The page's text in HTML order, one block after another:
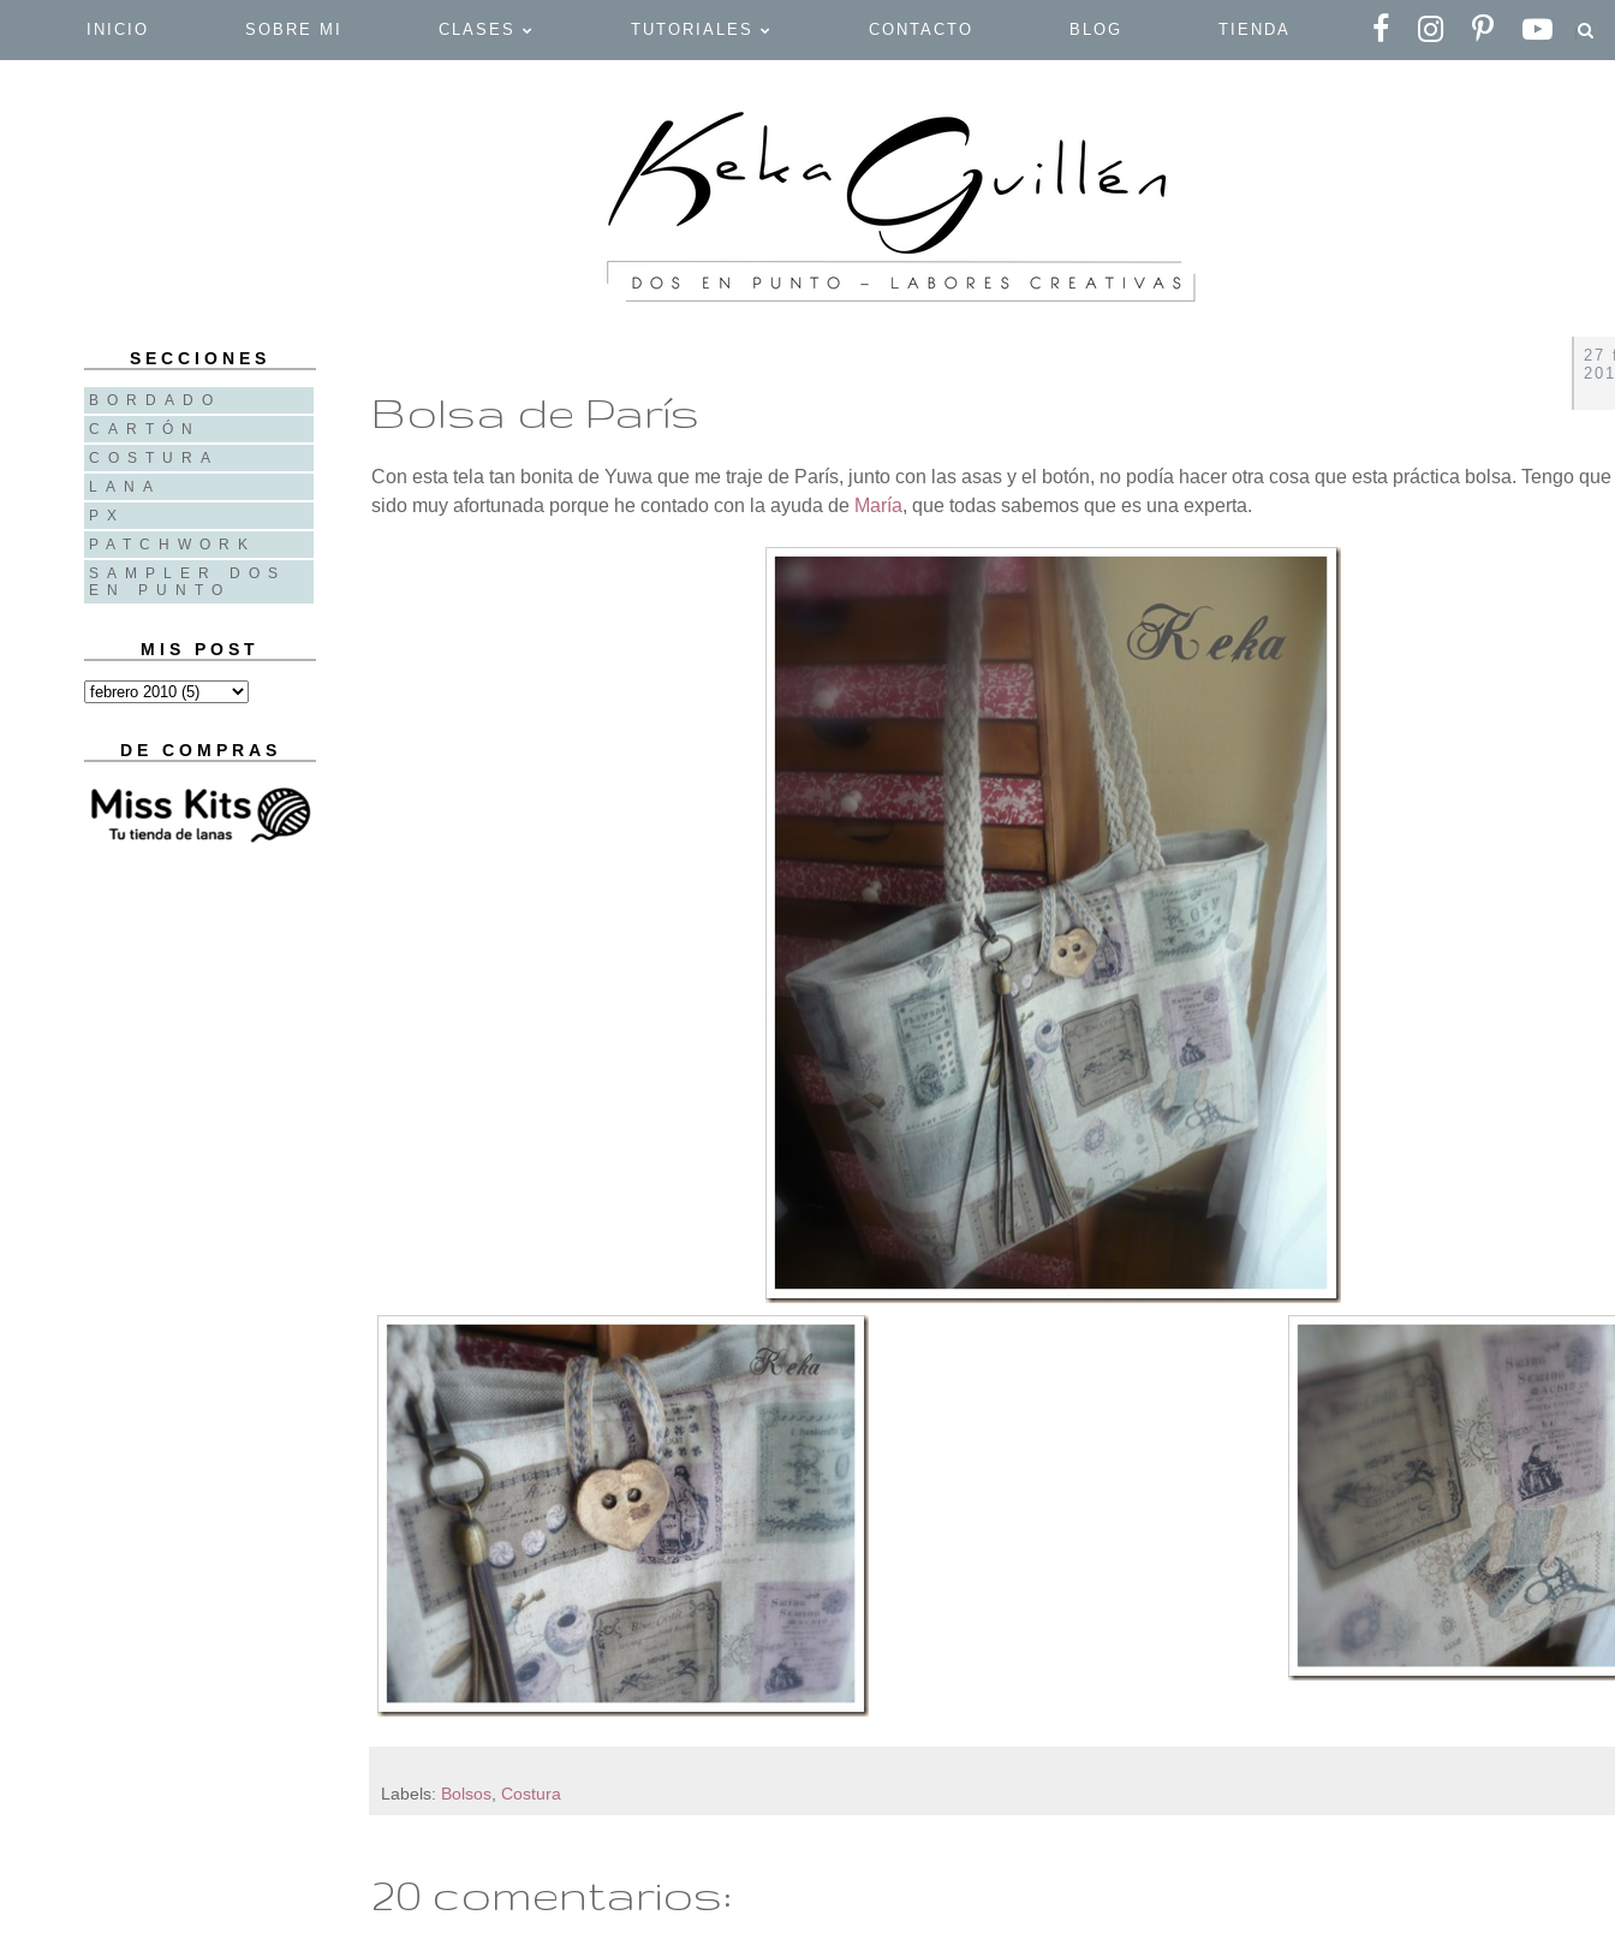
INICIO SOBRE MI CLASES TUTORIALES CONTACTO BLOG TIENDA
27
Bolsa de París
Con esta tela tan bonita de Yuwa que me traje de París, junto con las asas y el botón, no podía hacer otra cosa que esta práctica bolsa. Tengo
sido muy afortunada porque he contado con la ayuda de María, que todas sabemos que es una experta.
Labels: Bolsos Costura
20 comentarios:
SECCIONES
BORDADO
CARTÓN
COSTURA
LANA
PX
PATCHWORK
SAMPLER DOS
EN PUNTO
MIS POST
DE COMPRAS